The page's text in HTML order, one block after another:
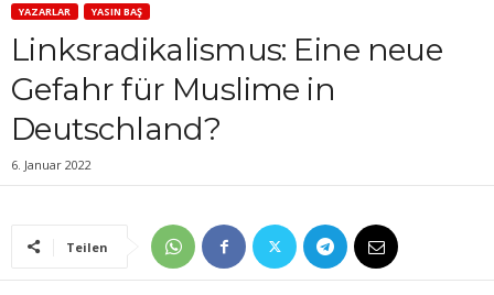
YAZARLAR YASIN BAŞ
Linksradikalismus: Eine neue
Gefahr für Muslime in
Deutschland?
6. Januar 2022
Teilen